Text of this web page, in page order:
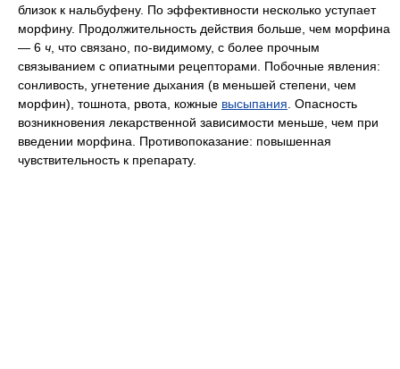
близок к нальбуфену. По эффективности несколько уступает
морфину. Продолжительность действия больше, чем морфина
— 6 ч, что связано, по-видимому, с более прочным
связыванием с опиатными рецепторами. Побочные явления:
сонливость, угнетение дыхания (в меньшей степени, чем
морфин), тошнота, рвота, кожные высыпания. Опасность
возникновения лекарственной зависимости меньше, чем при
введении морфина. Противопоказание: повышенная
чувствительность к препарату.